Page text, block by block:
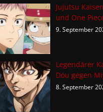
Jujutsu
und One
9. September
Legendärer
Dou gegen
8. September